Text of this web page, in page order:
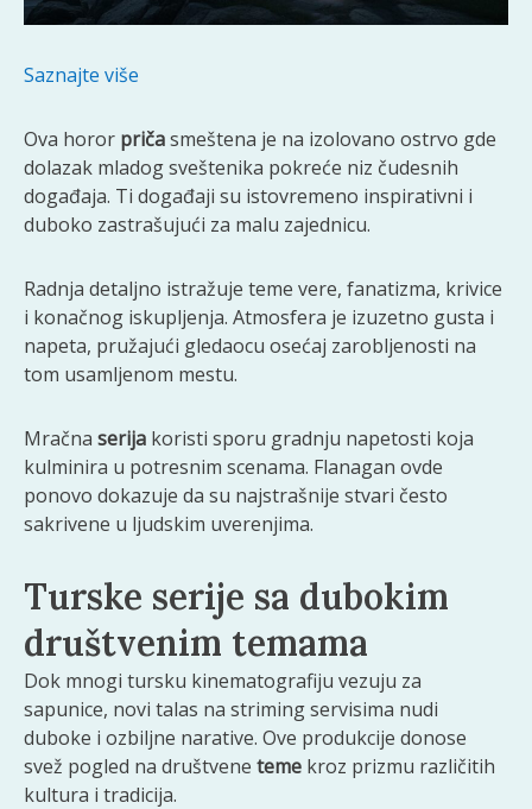
Saznajte više
Ova horor pričasmeštena je na izolovano ostrvo gde
dolazak mladog sveštenika pokreće niz čudesnih
događaja. Ti događaji su istovremeno inspirativni i
duboko zastrašujući za malu zajednicu.
Radnja detaljno istražuje teme vere, fanatizma, krivice
i konačnog iskupljenja. Atmosfera je izuzetno gusta i
napeta, pružajući gledaocu osećaj zarobljenosti na
tom usamljenom mestu.
Mračna serija koristi sporu gradnju napetosti koja
kulminira u potresnim scenama. Flanagan ovde
ponovo dokazuje da su najstrašnije stvari često
sakrivene u ljudskim uverenjima.
Turske serije sa dubokim
društvenim temama
Dok mnogi tursku kinematografiju vezuju za
sapunice, novi talas na striming servisima nudi
duboke i ozbiljne narative. Ove produkcije donose
svež pogled na društvene teme kroz prizmu različitih
kultura i tradicija.